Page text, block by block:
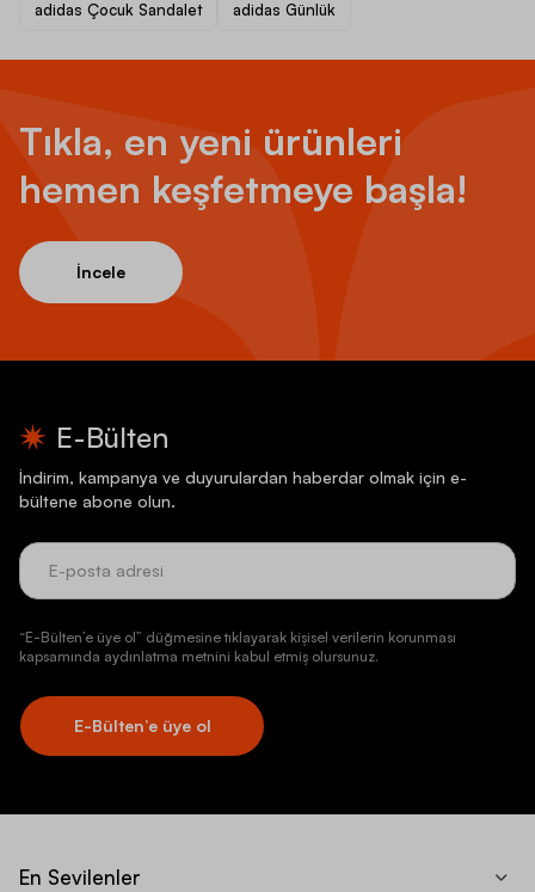
adidas Çocuk Sandalet adidas Günlük
Tıkla, en yeni ürünleri
hemen keşfetmeye başla!
İncele
E-Bülten
İndirim, kampanya ve duyurulardan haberdar olmak için e-
bültene abone olun.
“E-Bülten’e üye ol” düğmesine tıklayarak kişisel verilerin korunması
kapsamında aydınlatma metnini kabul etmiş olursunuz.
E-Bülten’e üye ol
En Sevilenler